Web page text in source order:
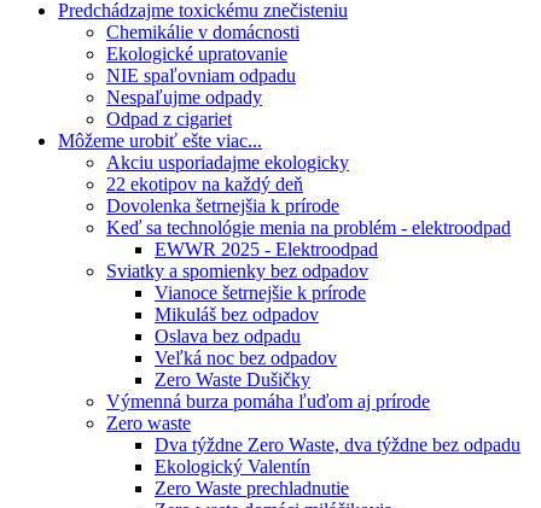
Predchádzajme toxickému znečisteniu
Chemikálie v domácnosti
Ekologické upratovanie
NIE spaľovniam odpadu
Nespaľujme odpady
Odpad z cigariet
Môžeme urobiť ešte viac...
Akciu usporiadajme ekologicky
22 ekotipov na každý deň
Dovolenka šetrnejšia k prírode
Keď sa technológie menia na problém - elektroodpad
EWWR 2025 - Elektroodpad
Sviatky a spomienky bez odpadov
Vianoce šetrnejšie k prírode
Mikuláš bez odpadov
Oslava bez odpadu
Veľká noc bez odpadov
Zero Waste Dušičky
Výmenná burza pomáha ľuďom aj prírode
Zero waste
Dva týždne Zero Waste, dva týždne bez odpadu
Ekologický Valentín
Zero Waste prechladnutie